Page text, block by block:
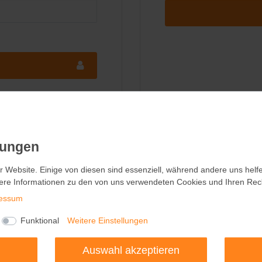
Website. Einige von diesen sind essenziell, während andere uns
Informationen zu den von uns verwendeten Cookies und Ihren
Funktional Weitere Einstellungen
Auswahl akzeptieren
ist kostenlos und
Sie Adressen
Website. Einige von diesen sind essenziell, während andere uns
Informationen zu den von uns verwendeten Cookies und Ihren
Funktional Weitere Einstellungen
Auswahl akzeptieren